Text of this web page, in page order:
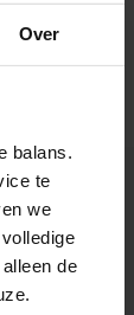
Over
balans.
te
we
de